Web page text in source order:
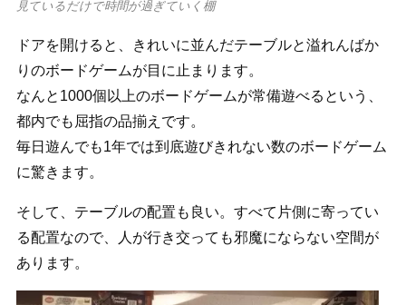
見ているだけで時間が過ぎていく棚
ドアを開けると、きれいに並んだテーブルと溢れんばか
りのボードゲームが目に止まります。
なんと1000個以上のボードゲームが常備遊べるという、
都内でも屈指の品揃えです。
毎日遊んでも1年では到底遊びきれない数のボードゲーム
に驚きます。
そして、テーブルの配置も良い。すべて片側に寄ってい
る配置なので、人が行き交っても邪魔にならない空間が
あります。